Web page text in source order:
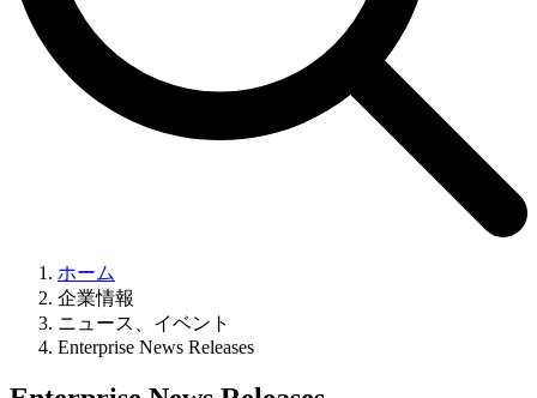
ホーム
企業情報
ニュース、イベント
Enterprise News Releases